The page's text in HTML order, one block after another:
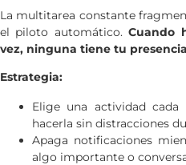
La multitarea constante
el piloto automático.Cuando
vez, ninguna tiene tu
Estrategia:
Elige una actividad
hacerla sin distracciones
Apaga notificaciones
algo importante o